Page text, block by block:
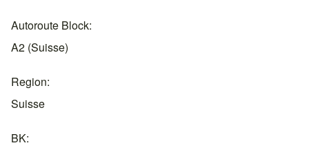
Autoroute Block
A2 (Suisse)
Region
Suisse
BK